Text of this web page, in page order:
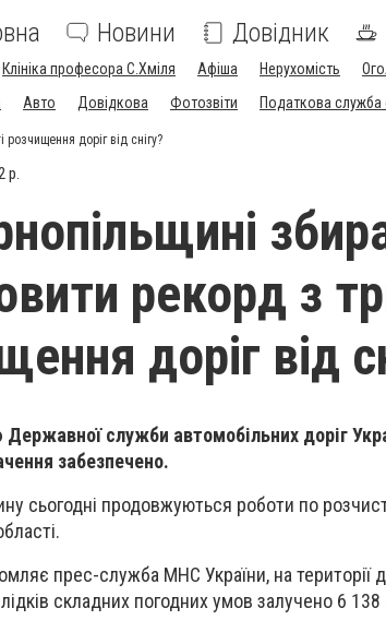
Новини Довідник
Клініка професора С.Хміля Афіша Нерухомість
Авто Довідкова Фотозвіти Податкова служба
доріг від снігу?
р.
рекорд з
доріг від
служби автомобільних доріг
забезпечено.
сьогодні продовжуються роботи по
прес-служба МНС України, на
складних погодних умов залучено 6 138